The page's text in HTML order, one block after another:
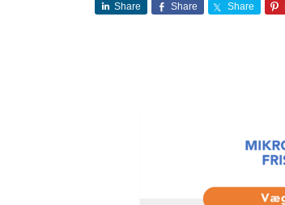
Share Share Share